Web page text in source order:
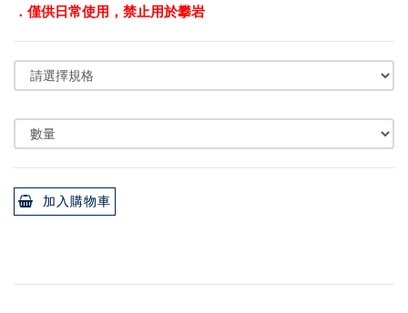
．僅供日常使用 ，禁止用於攀岩
加入購物車